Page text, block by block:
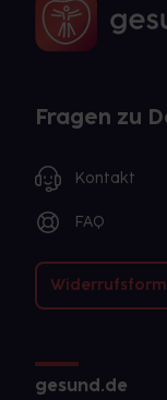
Fragen zu
Kontakt
FAQ
gesund.de